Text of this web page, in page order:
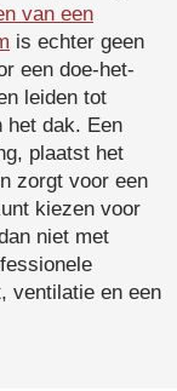
van een
is echter geen
een doe-het-
leiden tot
het dak. Een
plaatst het
zorgt voor een
kiezen voor
niet met
ventilatie en een